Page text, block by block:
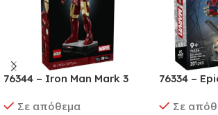
76344 – Iron Man Mark 3
Σε απόθεμα
76334 –
Σε